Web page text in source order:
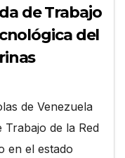
de Trabajo
del
de Venezuela
Trabajo de la Red
en el estado